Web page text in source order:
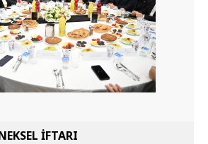
İFTARI